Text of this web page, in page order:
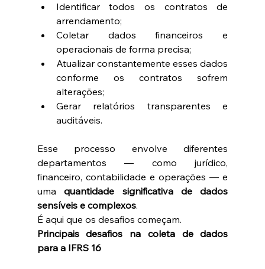
Identificar todos os contratos de
arrendamento;
Coletar dados financeiros e
operacionais de forma precisa;
Atualizar constantemente esses dados
conforme os contratos sofrem
alterações;
Gerar relatórios transparentes e
auditáveis.
Esse processo envolve diferentes
departamentos — como jurídico,
financeiro, contabilidade e operações — e
uma quantidade significativa de dados
sensíveis e complexos.
É aqui que os desafios começam.
Principais desafios na coleta de dados
para a IFRS 16